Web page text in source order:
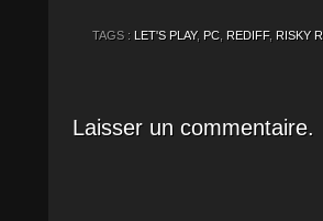
TAGS : LET'S PLAY, PC REDIFF, RISKY
Laisser un commentaire.